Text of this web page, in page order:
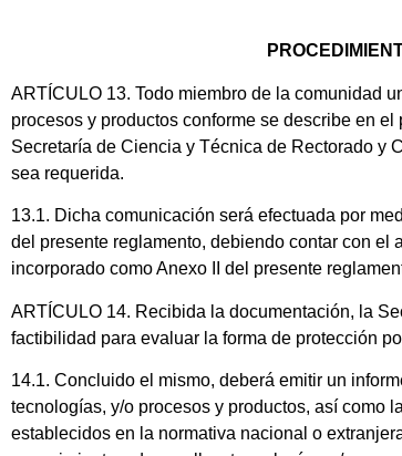
ARTÍCULO 13. Todo miembro de la comunidad
procesos y productos conforme se describe en
Secretaría de Ciencia y Técnica de Rectorado y
sea requerida.
13.1. Dicha comunicación será efectuada por
del presente reglamento, debiendo contar con
incorporado como Anexo II del presente
ARTÍCULO 14. Recibida la documentación, la
factibilidad para evaluar la forma de protección
14.1. Concluido el mismo, deberá emitir un
tecnologías, y/o procesos y productos, así como
establecidos en la normativa nacional o